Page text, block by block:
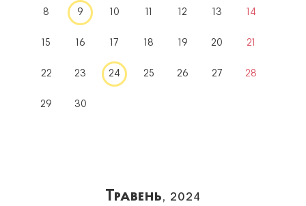
8 9 10 11 12 13 14
15 16 17 18 19 20 21
22 23 24 25 26 27 28
29 30
Травень, 2024